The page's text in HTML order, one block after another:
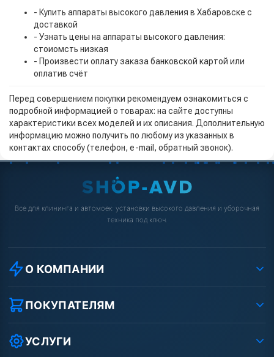
- Купить аппараты высокого давления в Хабаровске с
доставкой
- Узнать цены на аппараты высокого давления:
стоиомсть низкая
- Произвести оплату заказа банковской картой или
оплатив счёт
Перед совершением покупки рекомендуем ознакомиться с
подробной информацией о товарах: на сайте доступны
характеристики всех моделей и их описания. Дополнительную
информацию можно получить по любому из указанных в
контактах способу (телефон, e-mail, обратный звонок).
Всё для клининга и автомоек: установки высокого давления и уборочная
техника под ключ.
О КОМПАНИИ
О компании
Реквизиты ООО «Шоп АВД»
Условия соглашения
Вакансии
ПОКУПАТЕЛЯМ
Как заказать?
Оплата
УСЛУГИ